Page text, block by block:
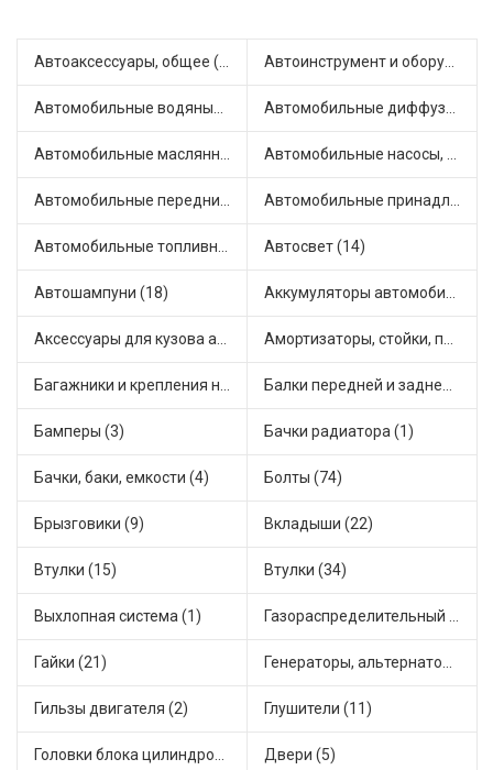
Автоаксессуары, общее (1) Автоинструмент и оборудование (7)
Автомобильные водяные насосы (14) Автомобильные диффузоры и вентиляторы (4)
Автомобильные маслянные насосы (6) Автомобильные насосы, компрессоры и манометры (1)
Автомобильные передние фары (4) Автомобильные принадлежности и аксессуары (4)
Автомобильные топливные насосы (16) Автосвет (14)
Автошампуни (18) Аккумуляторы автомобильные (1)
Аксессуары для кузова автомобиля (1) Амортизаторы, стойки, подушки стоек (36)
Багажники и крепления на крышу (1) Балки передней и задней подвески (4)
Бамперы (3) Бачки радиатора (1)
Бачки, баки, емкости (4) Болты (74)
Брызговики (9) Вкладыши (22)
Втулки (15) Втулки (34)
Выхлопная система (1) Газораспределительный механизм (1)
Гайки (21) Генераторы, альтернаторы и комплектующие (28)
Гильзы двигателя (2) Глушители (11)
Головки блока цилиндров (2) Двери (5)